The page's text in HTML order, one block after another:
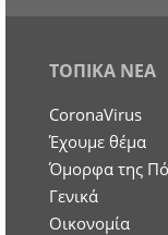
ΤΟΠΙΚΑ ΝΕΑ
CoronaVirus
Έχουμε θέμα
Όμορφα της
Γενικά
Οικονομία